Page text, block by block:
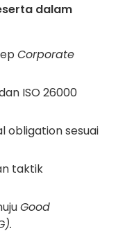
dalam
Corporate
ISO 26000
obligation sesuai
taktik
Good